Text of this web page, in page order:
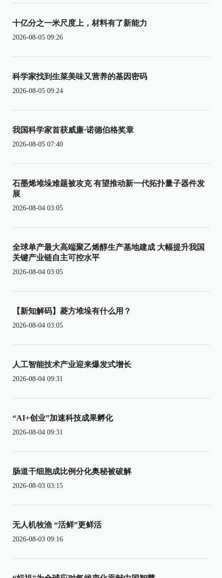
十亿分之一米尺度上，材料有了新能力
2026-08-05 09:26
科学家找到生菜美味又营养的基因密码
2026-08-05 09:24
我国科学家首获威廉·诺德伯格奖章
2026-08-05 07:40
石墨烯堆垛难题被攻克 有望推动新一代拓扑量子器件发
展
2026-08-04 03:05
全球单产最大高端聚乙烯醇生产基地建成 大幅提升我国
关键产业链自主可控水平
2026-08-04 03:05
【新知解码】菱方堆垛有什么用？
2026-08-04 03:05
人工智能技术产业迎来爆发式增长
2026-08-04 09:31
“AI+创业”加速科技成果孵化
2026-08-04 09:31
肠道干细胞成比例分化奥秘被破解
2026-08-03 03:15
无人机牧渔 “活鲜”更鲜活
2026-08-03 09:16